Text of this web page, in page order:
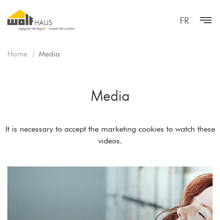
FR
Home Media
Media
It is necessary to accept the marketing cookies to watch these
videos.